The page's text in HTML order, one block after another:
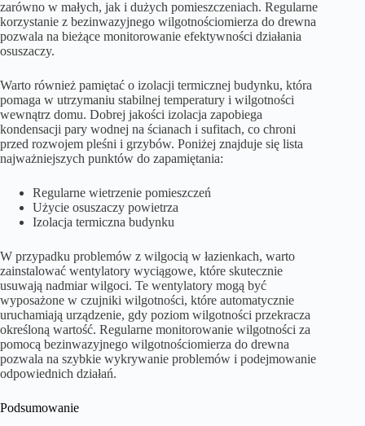
zarówno w małych, jak i dużych pomieszczeniach. Regularne
korzystanie z bezinwazyjnego wilgotnościomierza do drewna
pozwala na bieżące monitorowanie efektywności działania
osuszaczy.
Warto również pamiętać o izolacji termicznej budynku, która
pomaga w utrzymaniu stabilnej temperatury i wilgotności
wewnątrz domu. Dobrej jakości izolacja zapobiega
kondensacji pary wodnej na ścianach i sufitach, co chroni
przed rozwojem pleśni i grzybów. Poniżej znajduje się lista
najważniejszych punktów do zapamiętania:
Regularne wietrzenie pomieszczeń
Użycie osuszaczy powietrza
Izolacja termiczna budynku
W przypadku problemów z wilgocią w łazienkach, warto
zainstalować wentylatory wyciągowe, które skutecznie
usuwają nadmiar wilgoci. Te wentylatory mogą być
wyposażone w czujniki wilgotności, które automatycznie
uruchamiają urządzenie, gdy poziom wilgotności przekracza
określoną wartość. Regularne monitorowanie wilgotności za
pomocą bezinwazyjnego wilgotnościomierza do drewna
pozwala na szybkie wykrywanie problemów i podejmowanie
odpowiednich działań.
Podsumowanie